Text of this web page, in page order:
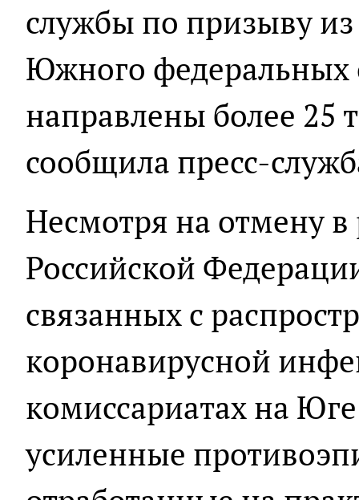
службы по призыву
Южного федеральных
направлены более 25
сообщила пресс-
Несмотря на отмену в
Российской
связанных с
коронавирусной
комиссариатах на
усиленные